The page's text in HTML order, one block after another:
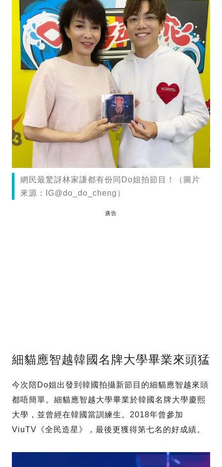
網民最驚訝林家謙都有份同Do姐拍節目！（圖片
來源：IG@do_do_cheng）
廣告
細貓應智越韓國名牌大學畢業來頭猛
今次陪Do姐出發到韓國拍攝新節目的細貓應智越來頭
都唔簡單。細貓應智越大學畢業於韓國名牌大學慶熙
大學，並曾經在韓國當訓練生。2018年曾參加
ViuTV《全民造星》，最後更獲得第七名的好成績。